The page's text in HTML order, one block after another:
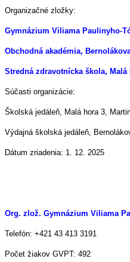
Organizačné zložky:
Gymnázium Viliama Paulinyho-
Obchodná akadémia,
Stredná zdravotnícka škola, Malá
Súčasti organizácie:
Školská jedáleň, Malá hora 3,
Výdajná školská jedáleň,
Dátum zriadenia: 1. 12. 2025
Org. zlož. Gymnázium Viliama
Telefón: +421 43 413 3191
Počet žiakov GVPT: 492